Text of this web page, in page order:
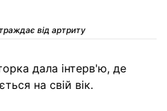
від артриту
дала інтерв'ю, де
на свій вік.